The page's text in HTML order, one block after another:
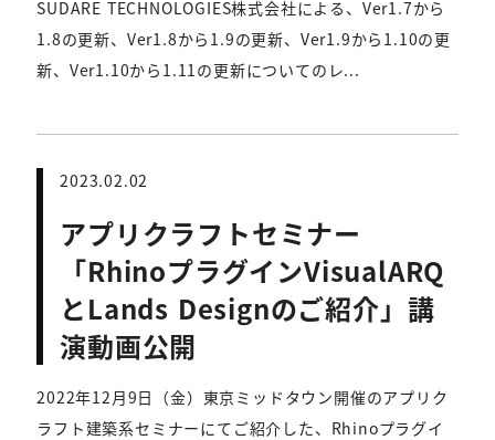
SUDARE TECHNOLOGIES株式会社による、Ver1.7から
1.8の更新、Ver1.8から1.9の更新、Ver1.9から1.10の更
新、Ver1.10から1.11の更新についてのレ...
2023.02.02
アプリクラフトセミナー
「RhinoプラグインVisualARQ
とLands Designのご紹介」講
演動画公開
2022年12月9日（金）東京ミッドタウン開催のアプリク
ラフト建築系セミナーにてご紹介した、Rhinoプラグイ